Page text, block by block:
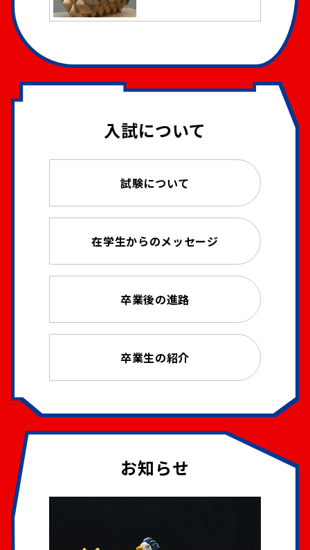
入試について
試験について
在学生からのメッセージ
卒業後の進路
卒業生の紹介
お知らせ